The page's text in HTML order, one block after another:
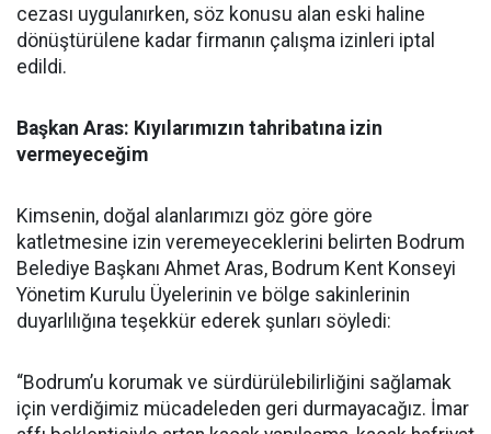
cezası uygulanırken, söz konusu alan eski haline
dönüştürülene kadar firmanın çalışma izinleri iptal
edildi.
Başkan Aras: Kıyılarımızın tahribatına izin
vermeyeceğim
Kimsenin, doğal alanlarımızı göz göre göre
katletmesine izin veremeyeceklerini belirten Bodrum
Belediye Başkanı Ahmet Aras, Bodrum Kent Konseyi
Yönetim Kurulu Üyelerinin ve bölge sakinlerinin
duyarlılığına teşekkür ederek şunları söyledi:
“Bodrum’u korumak ve sürdürülebilirliğini sağlamak
için verdiğimiz mücadeleden geri durmayacağız. İmar